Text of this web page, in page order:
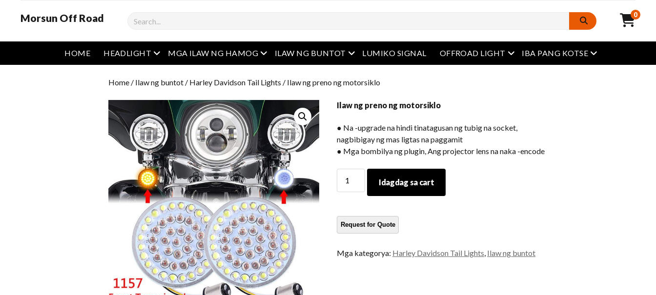
Morsun Off Road Maghanap 0
HOME HEADLIGHT Buksan ang menu
MGA ILAW NG HAMOG Buksan ang menu
ILAW NG BUNTOT Buksan ang menu
LUMIKO SIGNAL OFFROAD LIGHT Buksan ang menu
IBA PANG KOTSE Buksan ang menu
Home / Ilaw ng buntot / Harley Davidson Tail Lights / Ilaw ng preno ng motorsiklo
Ilaw ng preno ng motorsiklo
● Na -upgrade na hindi tinatagusan ng tubig na socket,
nagbibigay ng mas ligtas na paggamit
● Mga bombilya ng plugin, Ang projector lens na naka -encode
motorsiklo
dami
Idagdag sa cart
Mga kategorya: Harley Davidson Tail Lights, Ilaw ng buntot